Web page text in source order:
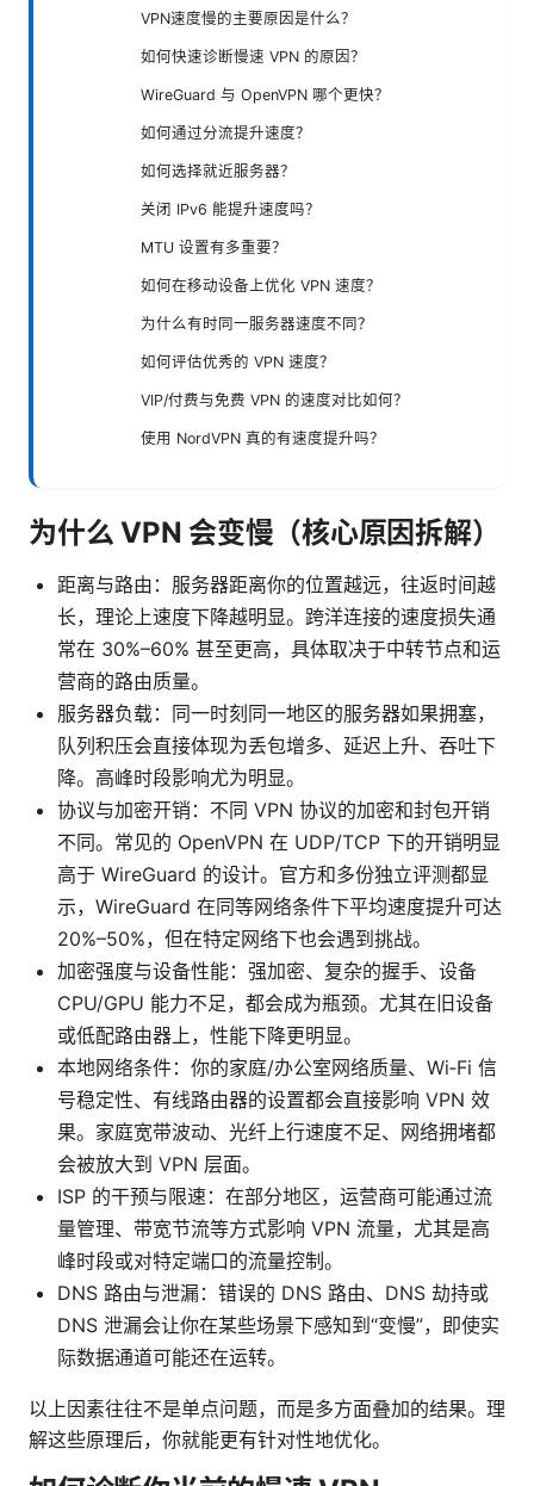
VPN速度慢的主要原因是什么？
如何快速诊断慢速 VPN 的原因？
WireGuard 与 OpenVPN 哪个更快？
如何通过分流提升速度？
如何选择就近服务器？
关闭 IPv6 能提升速度吗？
MTU 设置有多重要？
如何在移动设备上优化 VPN 速度？
为什么有时同一服务器速度不同？
如何评估优秀的 VPN 速度？
VIP/付费与免费 VPN 的速度对比如何？
使用 NordVPN 真的有速度提升吗？
为什么 VPN 会变慢（核心原因拆解）
距离与路由：服务器距离你的位置越远，往返时间越
长，理论上速度下降越明显。跨洋连接的速度损失通
常在 30%–60% 甚至更高，具体取决于中转节点和运
营商的路由质量。
服务器负载：同一时刻同一地区的服务器如果拥塞，
队列积压会直接体现为丢包增多、延迟上升、吞吐下
降。高峰时段影响尤为明显。
协议与加密开销：不同 VPN 协议的加密和封包开销
不同。常见的 OpenVPN 在 UDP/TCP 下的开销明显
高于 WireGuard 的设计。官方和多份独立评测都显
示，WireGuard 在同等网络条件下平均速度提升可达
20%–50%，但在特定网络下也会遇到挑战。
加密强度与设备性能：强加密、复杂的握手、设备
CPU/GPU 能力不足，都会成为瓶颈。尤其在旧设备
或低配路由器上，性能下降更明显。
本地网络条件：你的家庭/办公室网络质量、Wi‑Fi 信
号稳定性、有线路由器的设置都会直接影响 VPN 效
果。家庭宽带波动、光纤上行速度不足、网络拥堵都
会被放大到 VPN 层面。
ISP 的干预与限速：在部分地区，运营商可能通过流
量管理、带宽节流等方式影响 VPN 流量，尤其是高
峰时段或对特定端口的流量控制。
DNS 路由与泄漏：错误的 DNS 路由、DNS 劫持或
DNS 泄漏会让你在某些场景下感知到“变慢”，即使实
际数据通道可能还在运转。
以上因素往往不是单点问题，而是多方面叠加的结果。理
解这些原理后，你就能更有针对性地优化。